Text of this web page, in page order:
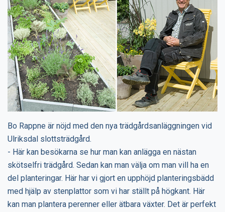
Bo Rappne är nöjd med den nya trädgårdsanläggningen vid
Ulriksdal slottsträdgård.
- Här kan besökarna se hur man kan anlägga en nästan
skötselfri trädgård. Sedan kan man välja om man vill ha en
del planteringar. Här har vi gjort en upphöjd planteringsbädd
med hjälp av stenplattor som vi har ställt på högkant. Här
kan man plantera perenner eller ätbara växter. Det är perfekt